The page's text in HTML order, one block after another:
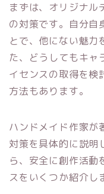
まずは、オリジナル
の対策です。自分自
とで、他にない魅力
た、どうしてもキャ
イセンスの取得を検
方法もあります。
ハンドメイド作家が
対策を具体的に説明
ら、安全に創作活動
スをいくつか紹介し